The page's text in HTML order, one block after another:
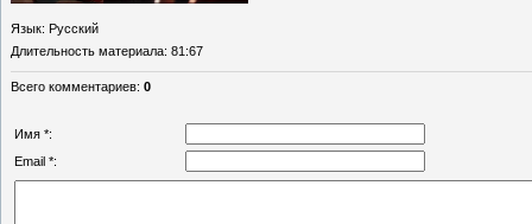
Язык: Русский
Длительность материала: 81:67
Всего комментариев: 0
Имя *:
Email *: